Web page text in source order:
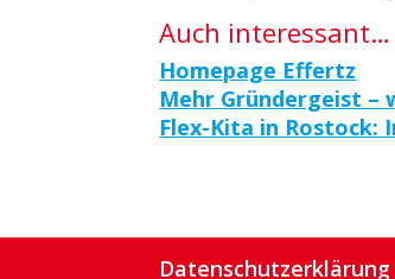
Auch interessant…
Homepage Effertz
Mehr Gründergeist –
Flex-Kita in Rostock:
Datenschutzerklärung